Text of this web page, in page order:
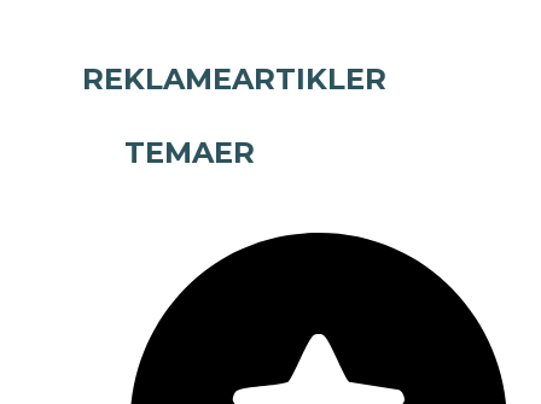
REKLAMEARTIKLER
TEMAER